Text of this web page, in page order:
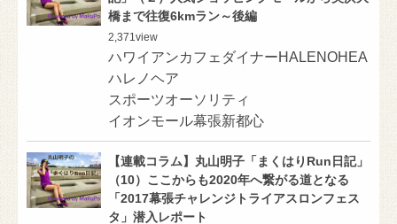
橋まで往復6kmラン～後編
2,371 view
ハワイアンカフェダイナーHALENOHEA
ハレノヘア
スポーツオーソリティ
イオンモール幕張新都心
【連載コラム】丸山明子「まくはりRun日記」
（10）ここからも2020年へ繋がる道となる
「2017幕張チャレンジトライアスロンフェス
タ」潜入レポート